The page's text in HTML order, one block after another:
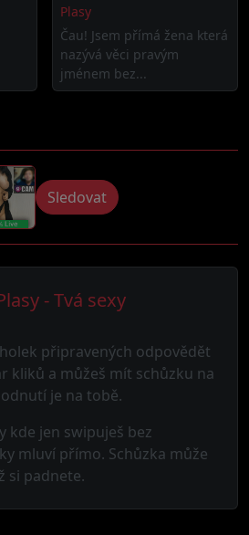
Plasy
Čau! Jsem přímá žena která
nazývá věci pravým
jménem bez...
Sledovat
- Tvá sexy
připravených odpovědět
kliků a můžeš mít schůzku na
je na tobě.
kde jen swipuješ bez
mluví přímo. Schůzka může
si padnete.